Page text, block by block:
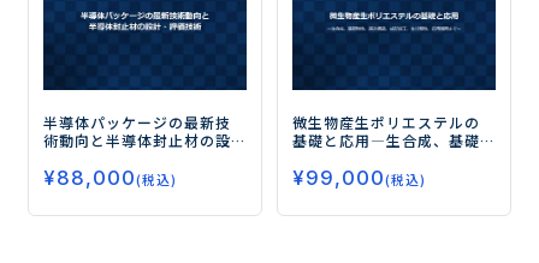
半導体パッケージの最新技
術動向と半導体封止材の設
¥88,000(税込)
微生物産生ポリエステルの
基礎と応用―生合成、基礎
工、生分解性、応用展開ま
¥99,000(税込)